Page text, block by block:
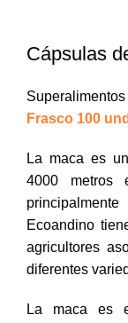
Cápsulas
Frasco 100
La maca es
4000 metros
Ecoandino
agricultores
diferentes
La maca es